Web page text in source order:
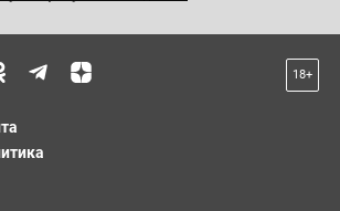
18+